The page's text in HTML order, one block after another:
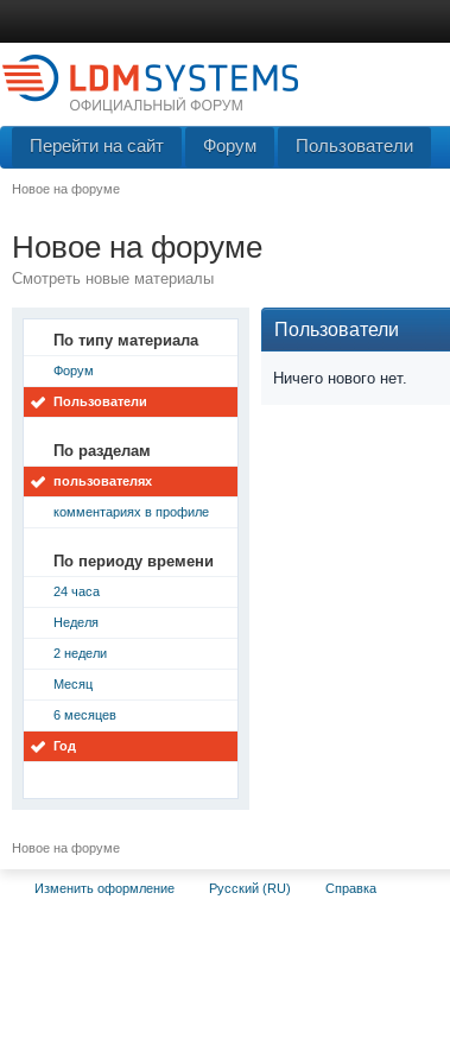
Перейти на сайт Форум Пользователи
Новое на форуме
Новое на форуме
Смотреть новые материалы
По типу материала
Форум
Пользователи
По разделам
пользователях
комментариях в профиле
По периоду времени
24 часа
Неделя
2 недели
Месяц
6 месяцев
Год
Пользователи
Ничего нового нет.
Новое на форуме
Изменить оформление Русский (RU) Справка